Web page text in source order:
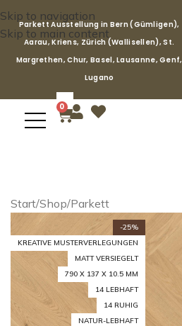
Skip to navigation
Skip to main content
Parkett Ausstellung in Bern (Gümligen),
Aarau, Kriens, Zürich (Wallisellen), St.
Margrethen, Chur, Basel, Lausanne, Genf,
Lugano
0
Start/Shop/Parkett
-25%
KREATIVE MUSTERVERLEGUNGEN
MATT VERSIEGELT
790 X 137 X 10.5 MM
14 LEBHAFT
14 RUHIG
NATUR-LEBHAFT